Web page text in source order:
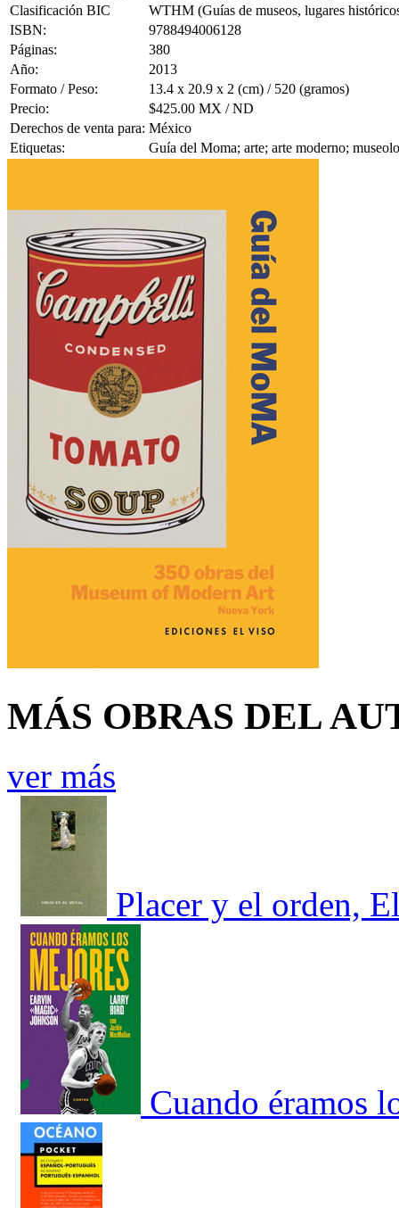
Clasificación BIC
WTHM (Guías de museos, lugares
ISBN:
9788494006128
Páginas:
380
Año:
2013
Formato / Peso:
13.4 x 20.9 x 2 (cm) / 520 (gramos)
Precio:
$425.00 MX / ND
Derechos de venta para: México
Etiquetas:
Guía del Moma; arte; arte moderno;
MÁS OBRAS DEL
ver más
Placer y el orden,
Cuando éramos